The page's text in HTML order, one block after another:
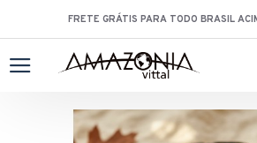
FRETE GRÁTIS PARA TODO BRASIL